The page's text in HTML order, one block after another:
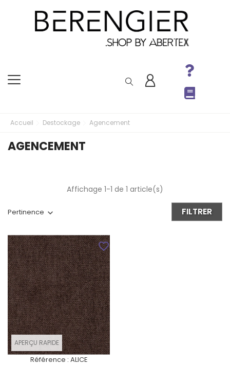
Accueil Destockage Agencement
AGENCEMENT
Pertinence FILTRER
Affichage 1-1 de 1 article(s)
APERÇU RAPIDE
Référence : ALICE
favorite_border